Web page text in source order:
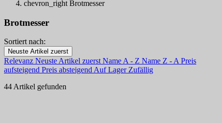
chevron_right Brotmesser
Brotmesser
Filters:
Clear
Auf Lager
Auf Lager
Sortiert nach:
Neuste Artikel zuerst
Relevanz Neuste Artikel zuerst Name A - Z Name Z - A Preis
aufsteigend Preis absteigend Auf Lager Zufällig
44 Artikel gefunden